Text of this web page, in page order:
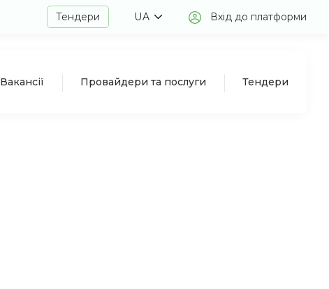
Тендери UA Вхід до платформи
Вакансії Провайдери та послуги Тендери